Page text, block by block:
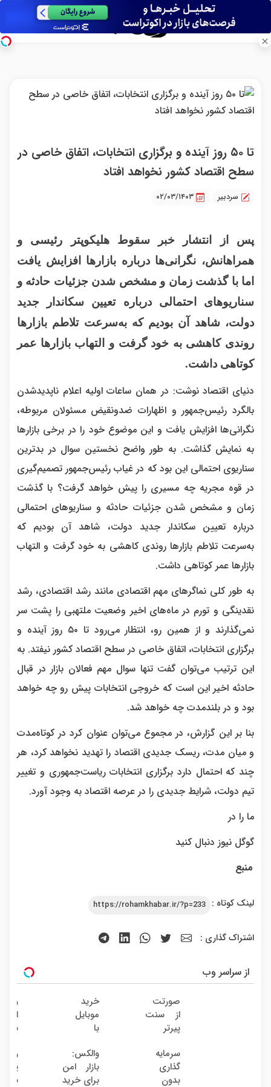
تا ۵۰ روز آینده و برگزاری انتخابات، اتفاق خاصی در
سطح اقتصاد کشور نخواهد افتاد
سردبیر ۰۲/۰۳/۱۴۰۳
پس از انتشار خبر سقوط هلیکوپتر رئیسی و
همراهانش، نگرانی‌ها درباره بازارها افزایش یافت
اما با گذشت زمان و مشخص شدن جزئیات حادثه و
سناریو‌های احتمالی درباره تعیین سکاندار جدید
دولت، شاهد آن بودیم که به‌سرعت تلاطم بازار‌ها
روندی کاهشی به خود گرفت و التهاب بازار‌ها عمر
کوتاهی داشت.
دنیای اقتصاد نوشت: در همان ساعات اولیه اعلام ناپدیدشدن
بالگرد رئیس‌جمهور و اظهارات ضدونقیض مسئولان مربوطه،
نگرانی‌ها افزایش یافت و این موضوع خود را در برخی بازار‌ها
به نمایش گذاشت. به طور واضح نخستین سوال در بدترین
سناریوی احتمالی این بود که در غیاب رئیس‌جمهور تصمیم‌گیری
در قوه مجریه چه مسیری را پیش خواهد گرفت؟ با گذشت
زمان و مشخص شدن جزئیات حادثه و سناریو‌های احتمالی
درباره تعیین سکاندار جدید دولت، شاهد آن بودیم که
به‌سرعت تلاطم بازار‌ها روندی کاهشی به خود گرفت و التهاب
بازار‌ها عمر کوتاهی داشت.
به طور کلی نماگر‌های مهم اقتصادی مانند رشد اقتصادی، رشد
نقدینگی و تورم در ماه‌های اخیر وضعیت ملتهبی را پشت سر
نمی‌گذارند و از همین رو، انتظار می‌رود تا ۵۰ روز آینده و
برگزاری انتخابات، اتفاق خاصی در سطح اقتصاد کشور نیفتد. به
این ترتیب می‌توان گفت تنها سوال مهم فعالان بازار در قبال
حادثه اخیر این است که خروجی انتخابات پیش رو چه خواهد
بود و در بلندمدت چه خواهد شد.
بنا بر این گزارش، در مجموع می‌توان عنوان کرد در کوتاه‌مدت
و میان مدت، ریسک جدیدی اقتصاد را تهدید نخواهد کرد، هر
چند که احتمال دارد برگزاری انتخابات ریاست‌جمهوری و تغییر
تیم دولت، شرایط جدیدی را در عرصه اقتصاد به وجود آورد.
ما را در
گوگل نیوز دنبال کنید
منبع
لینک کوتاه : https://rohamkhabar.ir/?p=233
اشتراک گذاری :
از سراسر وب
صورتت
از سنت
پیرتر
میده؟
اندولیفت
برش
خرید
موبایل
با
پی |
در ۴
قسط
با
سرمایه
گذاری
بدون
والکس:
بازار امن
برای خرید
روند
با